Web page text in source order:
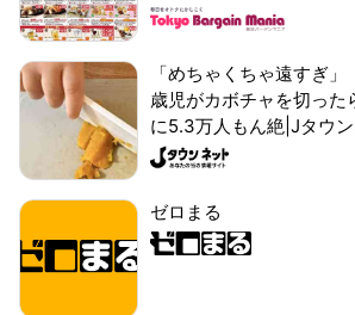
「めちゃくちゃ遠すぎ
歳児がカボチャを切った
に5.3万人もん絶|Jタウン
ゼロまる